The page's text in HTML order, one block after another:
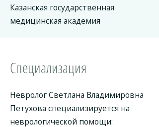
Казанская государственная
медицинская академия
Специализация
Невролог Светлана Владимировна
Петухова специализируется на
неврологической помощи: